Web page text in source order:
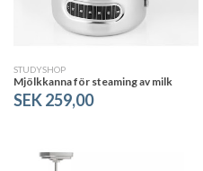
STUDYSHOP
Mjölkkanna för steaming av milk
SEK 259,00